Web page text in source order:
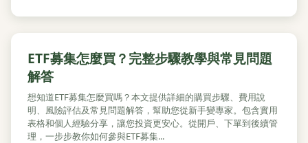
ETF募集怎麼買？完整步驟教學與常見問題
解答
想知道ETF募集怎麼買嗎？本文提供詳細的購買步驟、費用說
明、風險評估及常見問題解答，幫助您從新手變專家。包含實用
表格和個人經驗分享，讓您投資更安心。從開戶、下單到後續管
理，一步步教你如何參與ETF募集...